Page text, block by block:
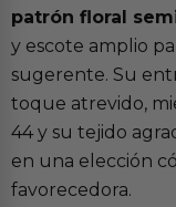
patrón floral
y escote amplio
sugerente. Su
toque atrevido,
44 y su tejido
en una elección
favorecedora.